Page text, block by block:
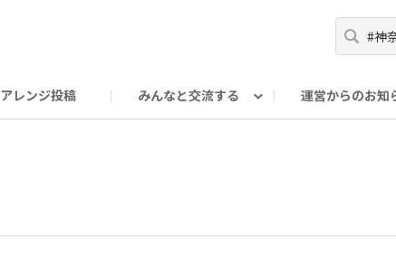
アレンジ投稿 みんなと交流する 運営からのお知